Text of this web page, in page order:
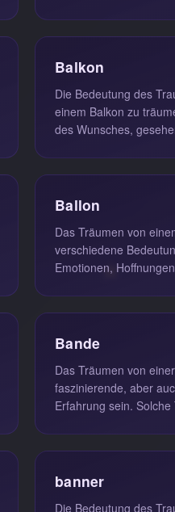
Balkon
Die Bedeutung des
einem Balkon zu
des Wunsches,
Ballon
Das Träumen von
verschiedene
Emotionen,
Bande
Das Träumen von
faszinierende, aber
Erfahrung sein.
banner
Die Bedeutung des